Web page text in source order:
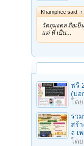
Khamphee said: ↑
วัตถุมงคล ถือเป็
แต่ ที่ เป็น…
ฟรี
(บอ
โดย
ร่ว
สร้
จ.เ
โดย